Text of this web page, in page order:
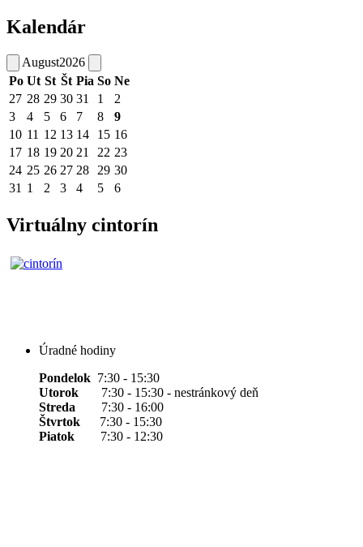
Kalendár
August2026
Po Ut St Št Pia So Ne
27 28 29 30 31 1
2
3
4 5 6 7 8
9
10 11 12 13 14 15 16
17 18 19 20 21 22 23
24 25 26 27 28 29 30
31 1 2 3 4 5 6
Virtuálny cintorín
Úradné hodiny
Pondelok 7:30 - 15:30
Utorok 7:30 - 15:30 - nestránkový deň
Streda 7:30 - 16:00
Štvrtok 7:30 - 15:30
Piatok 7:30 - 12:30